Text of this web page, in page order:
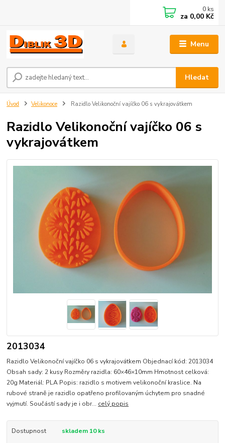
Menu
Hledat
0 ks
za 0,00 Kč
Úvod Velikonoce Razidlo Velikonoční vajíčko 06 s vykrajovátkem
Razidlo Velikonoční vajíčko 06 s
vykrajovátkem
2013034
Razidlo Velikonoční vajíčko 06 s vykrajovátkem Objednací kód: 2013034
Obsah sady: 2 kusy Rozměry razidla: 60×46×10mm Hmotnost celková:
20g Materiál: PLA Popis: razidlo s motivem velikonoční kraslice. Na
rubové straně je razidlo opatřeno profilovaným úchytem pro snadné
vyjmutí. Součástí sady je i obr... celý popis
Dostupnost skladem 10 ks